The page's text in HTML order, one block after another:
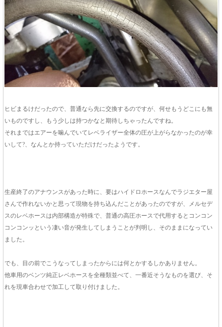
ヒビまるけだったので、普通なら先に交換するのですが、何せもうどこにも無
いものですし、もう少しは持つかなと期待しちゃったんですね。
それまではエアーを噛んでいてレベライザー全体の圧が上がらなかったのが幸
いして?、なんとか持っていただけだったようです。
生産終了のアナウンスがあった時に、要はハイドロホースなんでラジエター屋
さんで作れないかと思って現物を持ち込んだことがあったのですが、メルセデ
スのレベホースは内部構造が特殊で、普通の高圧ホースで代用するとコンコン
コンコンッという凄い音が発生してしまうことが判明し、そのままになってい
ました。
でも、目の前でこうなってしまったからには何とかするしかありません。
他車用のベンツ純正レベホースを全種類並べて、一番近そうなものを選び、そ
れを現車合わせで加工して取り付けました。